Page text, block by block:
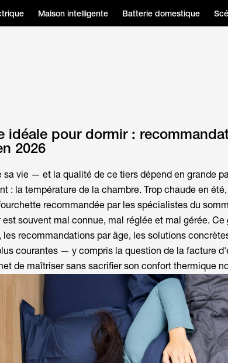
Maison intelligente Batterie domestique
idéale pour dormir :
2026
sa vie — et la qualité de ce tiers dépend en grande
: la température de la chambre. Trop chaude en
recommandée par les spécialistes du
est souvent mal connue, mal réglée et mal gérée.
recommandations par âge, les solutions
courantes — y compris la question de la facture
de maîtriser sans sacrifier son confort thermique